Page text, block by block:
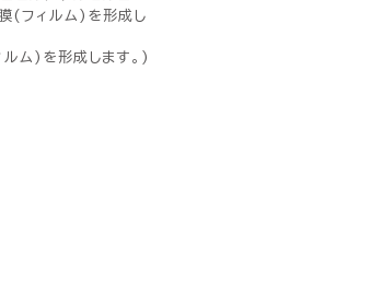
(フィルム)を形成し
ム)を形成します。)